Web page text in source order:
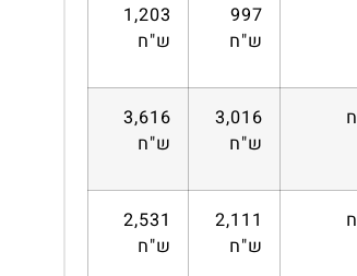
997
ש"ח
1,203
ש"ח
3,016
ש"ח
3,616
ש"ח
2,111
ש"ח
2,531
ש"ח